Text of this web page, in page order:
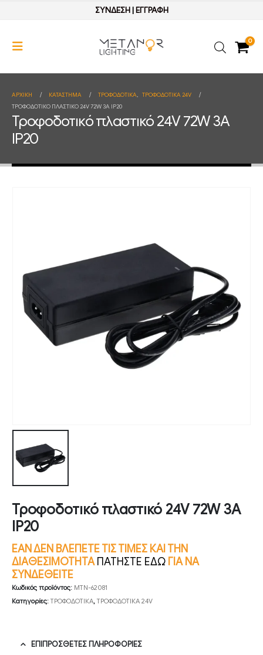
ΣΥΝΔΕΣΗ| ΕΓΓΡΑΦΗ
0
ΑΡΧΙΚΉ ΚΑΤΆΣΤΗΜΑ ΤΡΟΦΟΔΟΤΙΚΑ, ΤΡΟΦΟΔΟΤΙΚΑ 24V
ΤΡΟΦΟΔΟΤΙΚΌ ΠΛΑΣΤΙΚΌ 24V 72W 3A IP20
Τροφοδοτικό πλαστικό 24V 72W 3A
IP20
Τροφοδοτικό πλαστικό 24V 72W 3A
IP20
ΕΑΝ ΔΕΝ ΒΛΕΠΕΤΕ ΤΙΣ ΤΙΜΕΣ ΚΑΙ ΤΗΝ
ΔΙΑΘΕΣΙΜΟΤΗΤΑ ΠΑΤΗΣΤΕ ΕΔΩ ΓΙΑ ΝΑ
ΣΥΝΔΕΘΕΙΤΕ
Κωδικός προϊόντος: MTN-62081
Κατηγορίες:ΤΡΟΦΟΔΟΤΙΚΑ,ΤΡΟΦΟΔΟΤΙΚΑ 24V
ΕΠΙΠΡΌΣΘΕΤΕΣ ΠΛΗΡΟΦΟΡΊΕΣ